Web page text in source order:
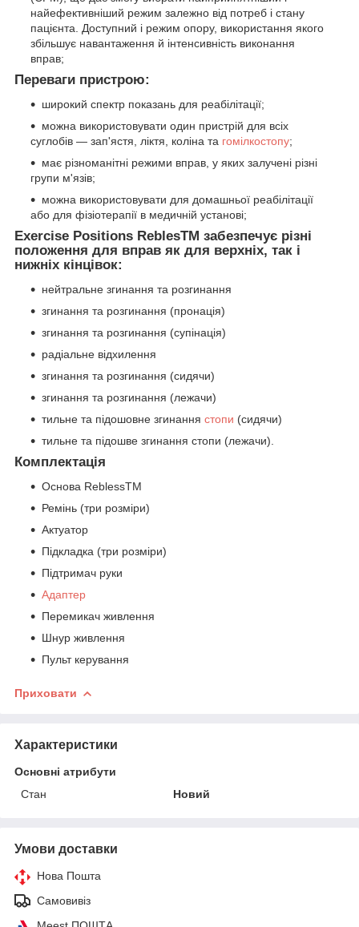
найефективніший режим залежно від потреб і стану
пацієнта. Доступний і режим опору, використання якого
збільшує навантаження й інтенсивність виконання
вправ;
Переваги пристрою:
широкий спектр показань для реабілітації;
можна використовувати один пристрій для всіх
суглобів — зап'ястя, ліктя, коліна та гомілкостопу;
має різноманітні режими вправ, у яких залучені різні
групи м'язів;
можна використовувати для домашньої реабілітації
або для фізіотерапії в медичній установі;
Exercise Positions ReblesTM забезпечує різні
положення для вправ як для верхніх, так і
нижніх кінцівок:
нейтральне згинання та розгинання
згинання та розгинання (пронація)
згинання та розгинання (супінація)
радіальне відхилення
згинання та розгинання (сидячи)
згинання та розгинання (лежачи)
тильне та підошовне згинання стопи (сидячи)
тильне та підошве згинання стопи (лежачи).
Комплектація
Основа ReblessTM
Ремінь (три розміри)
Актуатор
Підкладка (три розміри)
Підтримач руки
Адаптер
Перемикач живлення
Шнур живлення
Пульт керування
Приховати
Характеристики
Основні атрибути
Стан
Новий
Умови доставки
Нова Пошта
Самовивіз